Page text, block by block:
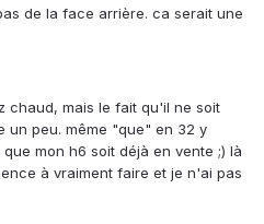
de la face arrière. ca serait une
chaud, mais le fait qu'il ne soit
un peu. même "que" en 32 y
mon h6 soit déjà en vente ;) là
à vraiment faire et je n'ai pas